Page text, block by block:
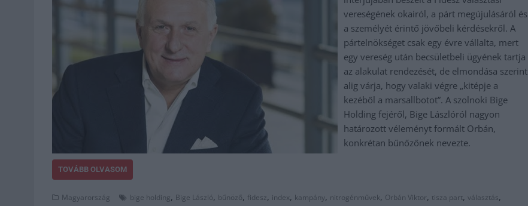
vereségének okairól, a párt megújulásáról és
a személyét érintő jövőbeli kérdésekről. A
pártelnökséget csak egy évre vállalta, mert
egy vereség után becsületbeli ügyének tartja
az alakulat rendezését, de elmondása szerint
alig várja, hogy valaki végre „kitépje a
kezéből a marsallbotot”. A szolnoki Bige
Holding fejéről, Bige Lászlóról nagyon
határozott véleményt formált Orbán,
konkrétan bűnőzőnek nevezte.
TOVÁBB OLVASOM
Magyarország bige holding, Bige László, bűnöző, fidesz, index, kampány, nitrogénművek, Orbán Viktor, tisza part, választás,